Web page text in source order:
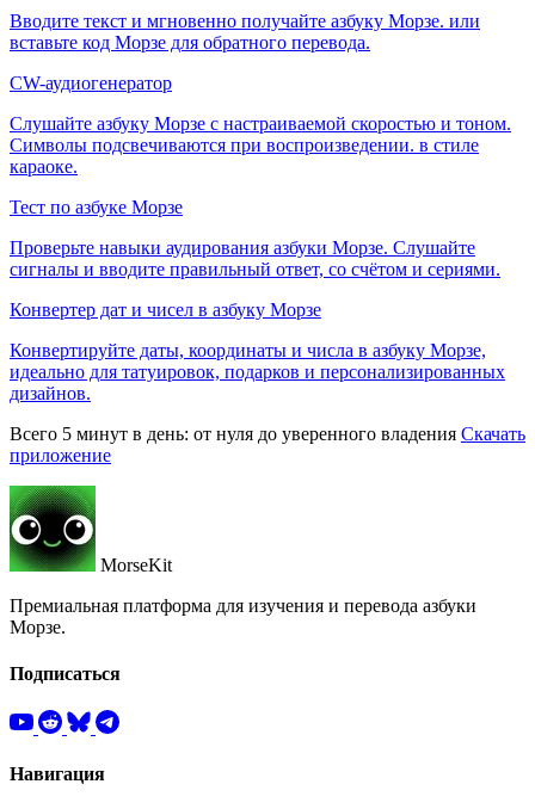
Вводите текст и мгновенно получайте азбуку Морзе. или
вставьте код Морзе для обратного перевода.
CW-аудиогенератор
Слушайте азбуку Морзе с настраиваемой скоростью и тоном.
Символы подсвечиваются при воспроизведении. в стиле
караоке.
Тест по азбуке Морзе
Проверьте навыки аудирования азбуки Морзе. Слушайте
сигналы и вводите правильный ответ, со счётом и сериями.
Конвертер дат и чисел в азбуку Морзе
Конвертируйте даты, координаты и числа в азбуку Морзе,
идеально для татуировок, подарков и персонализированных
дизайнов.
Всего 5 минут в день: от нуля до уверенного владения Скачать
приложение
MorseKit
Премиальная платформа для изучения и перевода азбуки
Морзе.
Подписаться
Навигация